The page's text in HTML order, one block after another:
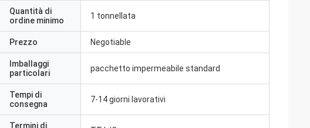
Quantità di
ordine minimo
1 tonnellata
Prezzo Negotiable
Imballaggi
particolari
pacchetto impermeabile standard
Tempi di
consegna
7-14 giorni lavorativi
Termini di